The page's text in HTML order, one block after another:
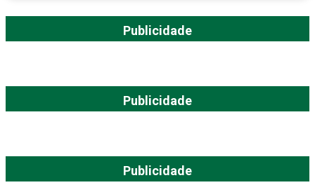
Publicidade
Publicidade
Publicidade